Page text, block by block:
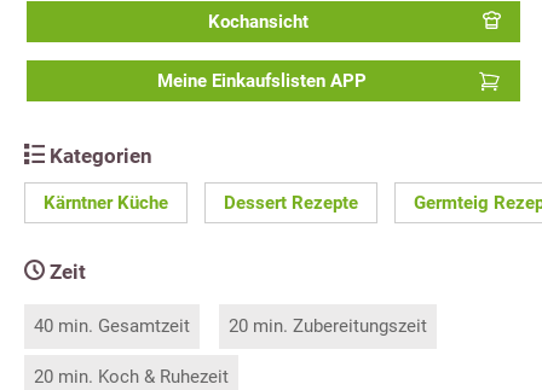
Kochansicht
Meine Einkaufslisten APP
Kategorien
Kärntner Küche Dessert Rezepte Germteig
Zeit
40 min. Gesamtzeit 20 min. Zubereitungszeit
20 min. Koch & Ruhezeit